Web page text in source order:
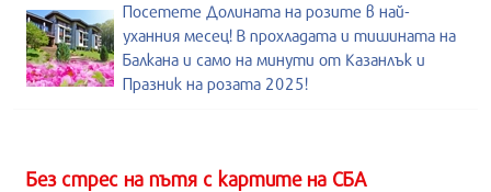
Посетете Долината на розите в най-
уханния месец! В прохладата и тишината на
Балкана и само на минути от Казанлък и
Празник на розата 2025!
Без стрес на пътя с картите на СБА